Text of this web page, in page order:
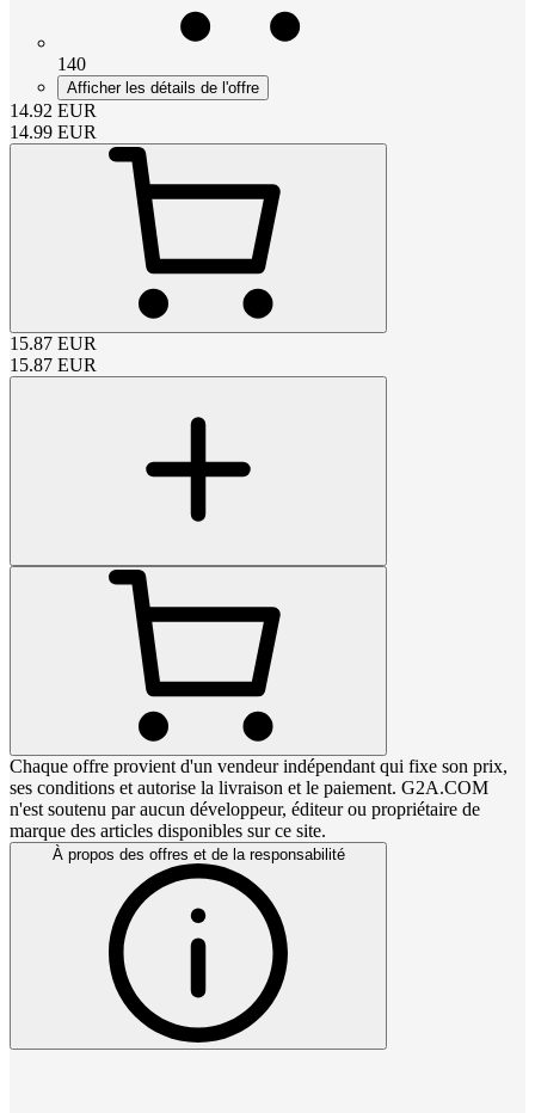
140
Afficher les détails de l'offre
14.92 EUR
14.99 EUR
15.87 EUR
15.87 EUR
Chaque offre provient d'un vendeur indépendant qui fixe son prix,
ses conditions et autorise la livraison et le paiement. G2A.COM
n'est soutenu par aucun développeur, éditeur ou propriétaire de
marque des articles disponibles sur ce site.
À propos des offres et de la responsabilité